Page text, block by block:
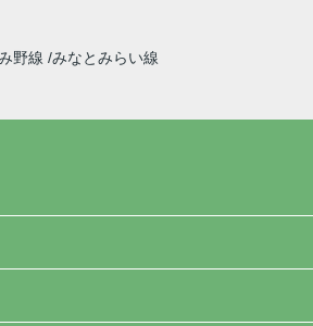
野線 みなとみらい線